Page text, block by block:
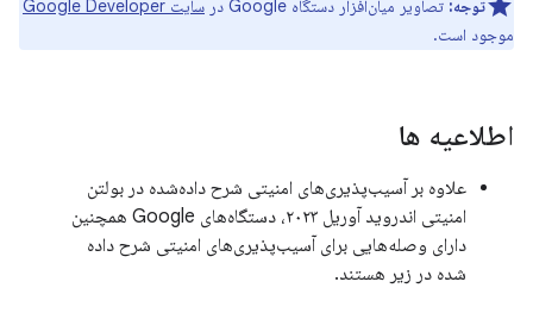
توجه: تصاویر میان‌افزار دستگاه Google در
سایت Google Developer
موجود است.
اطلاعیه ها
علاوه بر آسیب‌پذیری‌های امنیتی شرح داده‌شده در بولتن
امنیتی اندروید آوریل ۲۰۲۳، دستگاه‌های Google همچنین
دارای وصله‌هایی برای آسیب‌پذیری‌های امنیتی شرح داده
شده در زیر هستند.